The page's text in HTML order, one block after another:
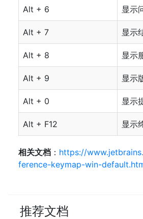
Alt + 6 显示
Alt + 7 显示
Alt + 8 显示
Alt + 9 显示
Alt + 0 显示
Alt + F12 显示
相关文档 ： https://
ference-keymap-win-
推荐文档